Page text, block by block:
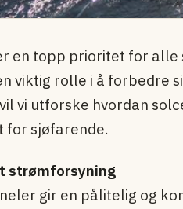
en topp prioritet for
viktig rolle i å forbedre
vi utforske hvordan
for sjøfarende.
strømforsyning
gir en pålitelig og